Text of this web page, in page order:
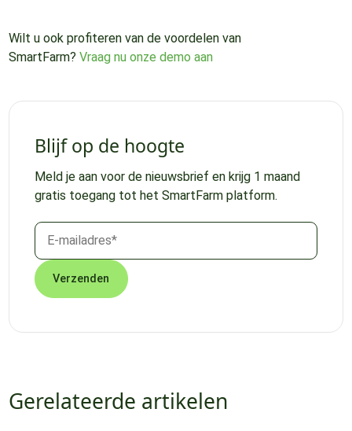
Wilt u ook profiteren van de voordelen van
SmartFarm? Vraag nu onze demo aan
Blijf op de hoogte
Meld je aan voor de nieuwsbrief en krijg 1 maand
gratis toegang tot het SmartFarm platform.
Gerelateerde artikelen